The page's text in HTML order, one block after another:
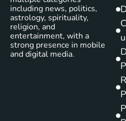
including news, politics,
astrology, spirituality,
religion, and
entertainment, with a
strong presence in mobile
and digital media.